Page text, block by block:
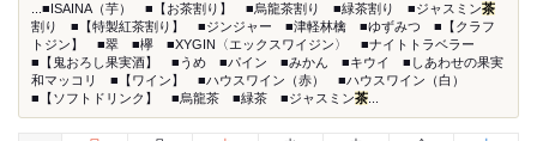
...■ISAINA（芋） ■【お茶割り】 ■烏龍茶割り ■緑茶割り ■ジャスミン茶
割り ■【特製紅茶割り】 ■ジンジャー ■津軽林檎 ■ゆずみつ ■【クラフ
トジン】 ■翠 ■欅 ■XYGIN〈エックスワイジン〉 ■ナイトトラベラー
■【鬼おろし果実酒】 ■うめ ■パイン ■みかん ■キウイ ■しあわせの果実
和マッコリ ■【ワイン】 ■ハウスワイン（赤） ■ハウスワイン（白）
■【ソフトドリンク】 ■烏龍茶 ■緑茶 ■ジャスミン茶